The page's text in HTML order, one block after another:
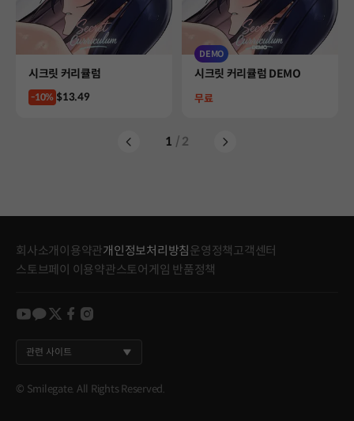
Product
시크릿 커리큘럼
-10% Price
$13.49
DEMO
Product
시크릿 커리큘럼 DEMO
Price
무료
1 / 2
회사소개이용약관개인정보처리방침 운영정책고객센터
스토브페이 이용약관스토어게임 반품정책
youtube
kakao
twitter
facebook
instagram
관련 사이트
© Smilegate. All Rights Reserved.